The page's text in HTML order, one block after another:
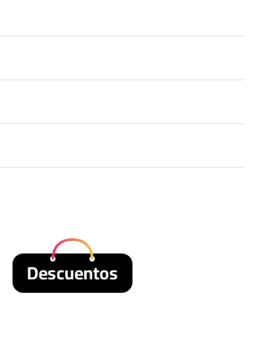
Descuentos